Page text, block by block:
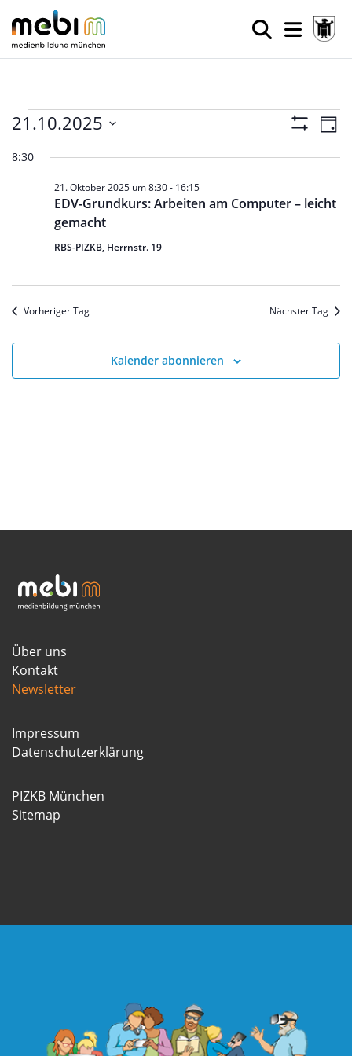
Veranstaltungen
für
21.
Oktober
2025
FilterTag
21.10.2025
wählen.
8:30
EDV-Grundkurs: Arbeiten am Computer – leicht
gemacht
21. Oktober 2025 um 8:30- 16:15
RBS-PIZKB, Herrnstr. 19
Vorheriger Tag Nächster Tag
Kalender abonnieren
Über uns
Kontakt
Newsletter
Impressum
Datenschutzerklärung
PIZKB München
Sitemap